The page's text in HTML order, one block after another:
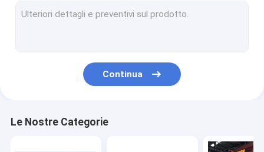
Camion di serbatoio di combustibile
Continua
Le Nostre Categorie